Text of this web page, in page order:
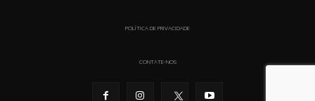
POLÍTICA DE PRIVACIDADE
CONTATE-NOS